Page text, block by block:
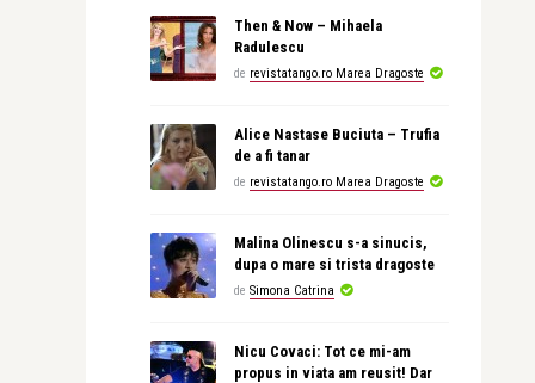
Then & Now – Mihaela
Radulescu
de revistatango.ro Marea Dragoste
Alice Nastase Buciuta – Trufia
de a fi tanar
de revistatango.ro Marea Dragoste
Malina Olinescu s-a sinucis,
dupa o mare si trista dragoste
de Simona Catrina
Nicu Covaci: Tot ce mi-am
propus in viata am reusit! Dar